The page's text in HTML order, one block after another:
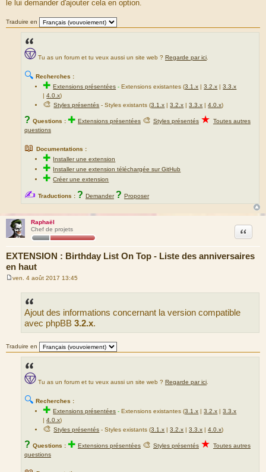
le lui demander d'ajouter cela en option.
Traduire en
Tu as un forum et tu veux aussi un site web ? Regarde par ici
🔍 Recherches :
✚Extensions présentées -Extensions existantes (3.1.x |3.2.x |3.3.x
|4.0.x)
🎨Styles présentés - Styles existants (3.1.x |3.2.x |3.3.x |4.0.x)
? Questions : ✚ Extensions présentées 🎨 Styles présentés ★ Toutes autres
questions
📖 Documentations :
✚ Installer une extension
✚ Installer une extension téléchargée sur GitHub
✚Créer une extension
✍ Traductions : ? Demander ? Proposer
Raphaël
Chef de projets
EXTENSION : Birthday List On Top - Liste des anniversaires
en haut
Citation
ven. 4 août 2017 13:45
Ajout des informations concernant la version compatible
avec phpBB 3.2.x.
Traduire en
Tu as un forum et tu veux aussi un site web ? Regarde par ici
🔍 Recherches :
✚Extensions présentées -Extensions existantes (3.1.x |3.2.x |3.3.x
|4.0.x)
🎨Styles présentés - Styles existants (3.1.x |3.2.x |3.3.x |4.0.x)
? Questions : ✚ Extensions présentées 🎨 Styles présentés ★ Toutes autres
questions